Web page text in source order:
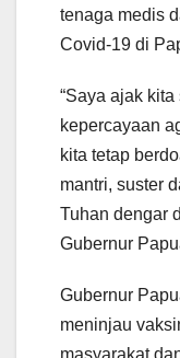
tenaga medis
Covid-19 di
“Saya ajak
kepercayaan
kita tetap
mantri, suster
Tuhan dengar
Gubernur
Gubernur
meninjau